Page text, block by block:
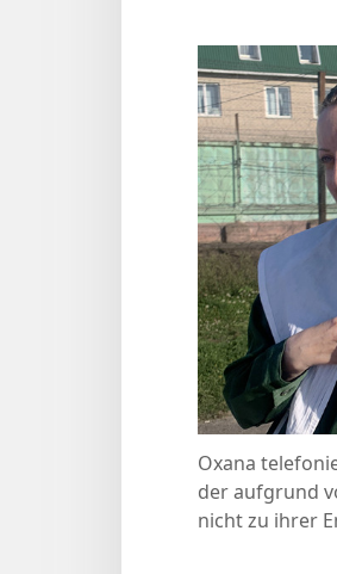
Oxana
der aufgrund
nicht zu ihrer